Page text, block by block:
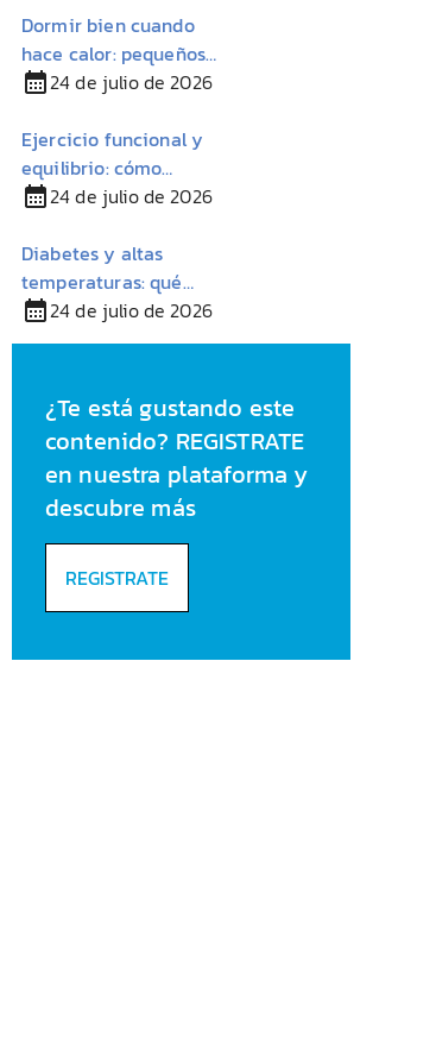
Dormir bien cuando
hace calor: pequeños
cambios para descansar
24 de julio de 2026
Ejercicio funcional y
equilibrio: cómo
mantener la autonomía
24 de julio de 2026
Diabetes y altas
temperaturas: qué
conviene tener en
cuenta durante el
24 de julio de 2026
¿Te está gustando este
contenido? REGISTRATE
en nuestra plataforma y
descubre más
REGISTRATE